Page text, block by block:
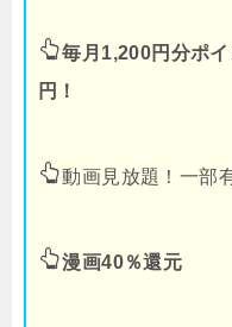
毎月1,200円分ポイ
円！
動画見放題！一部
漫画40％還元